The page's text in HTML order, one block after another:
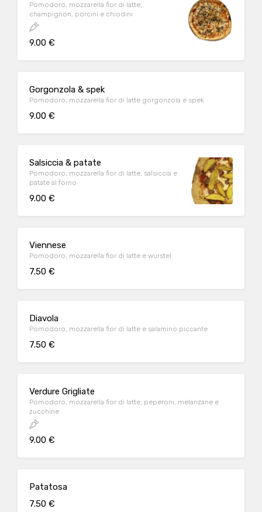
Pomodoro, mozzarella fior di latte,
champignon, porcini e chiodini
9.00 €
Gorgonzola & spek
Pomodoro, mozzarella fior di latte gorgonzola e spek
9.00 €
Salsiccia & patate
Pomodoro, mozzarella fior di latte, salsiccia e
patate al forno
9.00 €
Viennese
Pomodoro, mozzarella fior di latte e wurstel
7.50 €
Diavola
Pomodoro, mozzarella fior di latte e salamino piccante
7.50 €
Verdure Grigliate
Pomodoro, mozzarella fior di latte, peperoni, melanzane e
zucchine
9.00 €
Patatosa
7.50 €